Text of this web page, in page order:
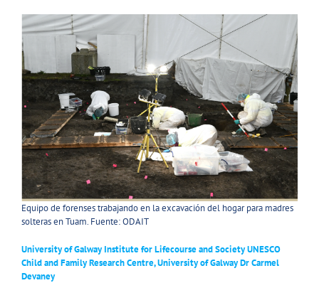
Equipo de forenses trabajando en la excavación del hogar para madres
solteras en Tuam. Fuente: ODAIT
University of Galway Institute for Lifecourse and SocietyUNESCO
Child and Family Research Centre, University of GalwayDr Carmel
Devaney